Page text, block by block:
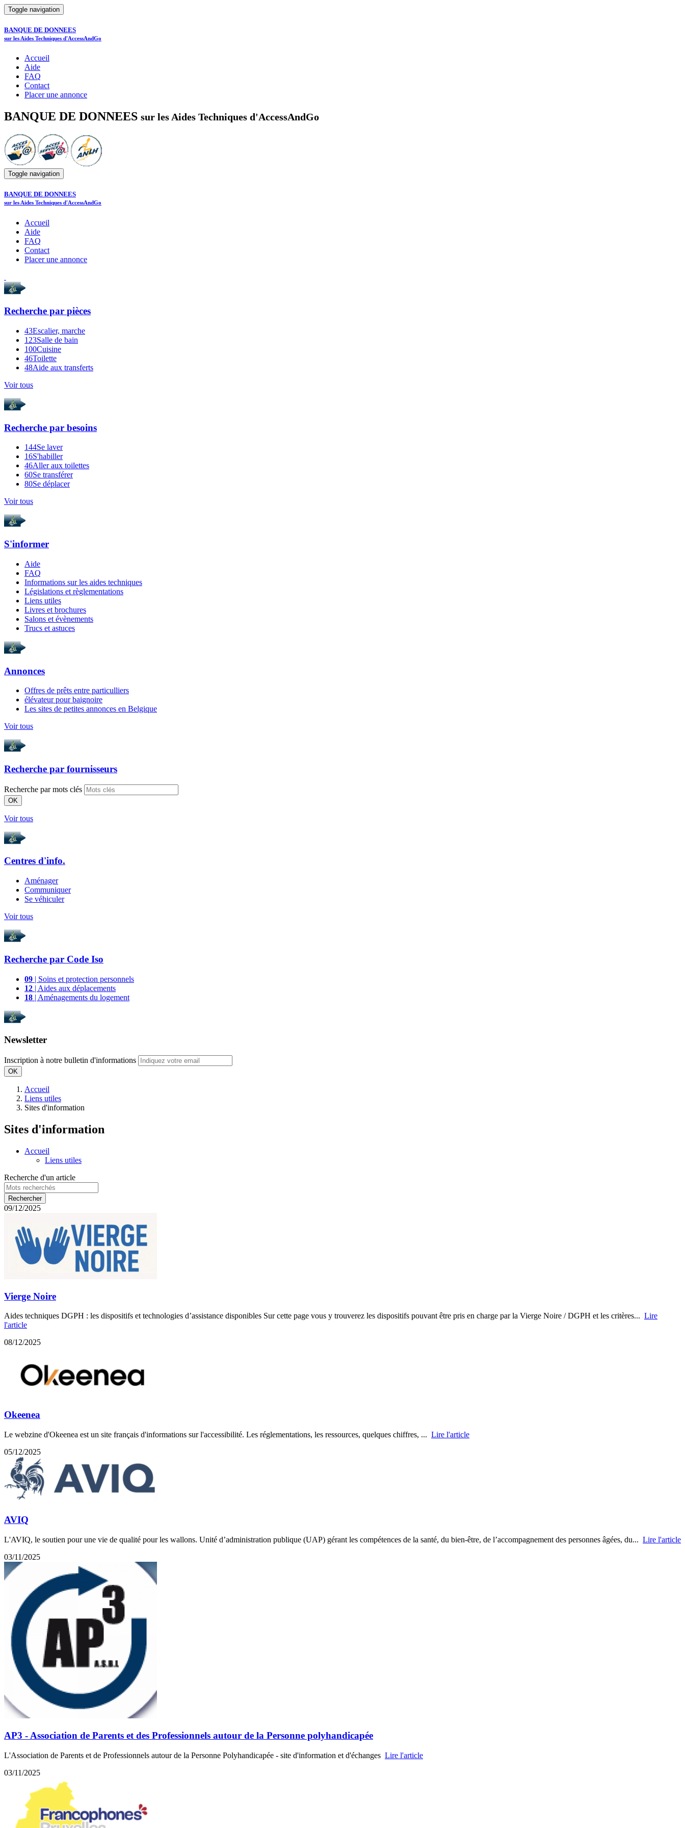
Toggle navigation
BANQUE DE DONNEES
sur les Aides Techniques d'AccessAndGo
Accueil
Aide
FAQ
Contact
Placer une annonce
BANQUE DE DONNEES sur les Aides Techniques d'AccessAndGo
Toggle navigation
BANQUE DE DONNEES
sur les Aides Techniques d'AccessAndGo
Accueil
Aide
FAQ
Contact
Placer une annonce
Recherche par pièces
43Escalier, marche
123Salle de bain
100Cuisine
46Toilette
48Aide aux transferts
Voir tous
Recherche par besoins
144Se laver
16S'habiller
46Aller aux toilettes
60Se transférer
80Se déplacer
Voir tous
S'informer
Aide
FAQ
Informations sur les aides techniques
Législations et règlementations
Liens utiles
Livres et brochures
Salons et évènements
Trucs et astuces
Annonces
Offres de prêts entre particulliers
élévateur pour baignoire
Les sites de petites annonces en Belgique
Voir tous
Recherche par fournisseurs
Recherche par mots clés
OK
Voir tous
Centres d'info.
Aménager
Communiquer
Se véhiculer
Voir tous
Recherche par Code Iso
09 | Soins et protection personnels
12 | Aides aux déplacements
18 | Aménagements du logement
Newsletter
Inscription à notre bulletin d'informations
OK
Accueil
Liens utiles
Sites d'information
Sites d'information
Accueil
Liens utiles
Recherche d'un article
09/12/2025
Vierge Noire
Aides techniques DGPH : les dispositifs et technologies d’assistance disponibles Sur cette page vous y trouverez les dispositifs pouvant être pris en charge par la Vierge Noire / DGPH et les critères... Lire
l'article
08/12/2025
Okeenea
Le webzine d'Okeenea est un site français d'informations sur l'accessibilité. Les réglementations, les ressources, quelques chiffres, ... Lire l'article
05/12/2025
AVIQ
L'AVIQ, le soutien pour une vie de qualité pour les wallons. Unité d’administration publique (UAP) gérant les compétences de la santé, du bien-être, de l’accompagnement des personnes âgées, du... Lire l'article
03/11/2025
AP3 - Association de Parents et des Professionnels autour de la Personne polyhandicapée
L'Association de Parents et de Professionnels autour de la Personne Polyhandicapée - site d'information et d'échanges Lire l'article
03/11/2025